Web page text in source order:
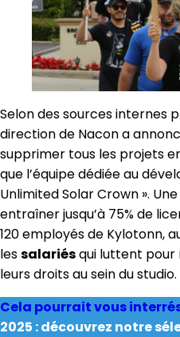
Selon des sources internes
direction de Nacon a
supprimer tous les projets
que l’équipe dédiée au
Unlimited Solar Crown ».
entraîner jusqu’à 75% de
120 employés de Kylotonn,
lessalariésqui luttent pour
leurs droits au sein du studio.
Cela pourrait vous
2025 : découvrez notre